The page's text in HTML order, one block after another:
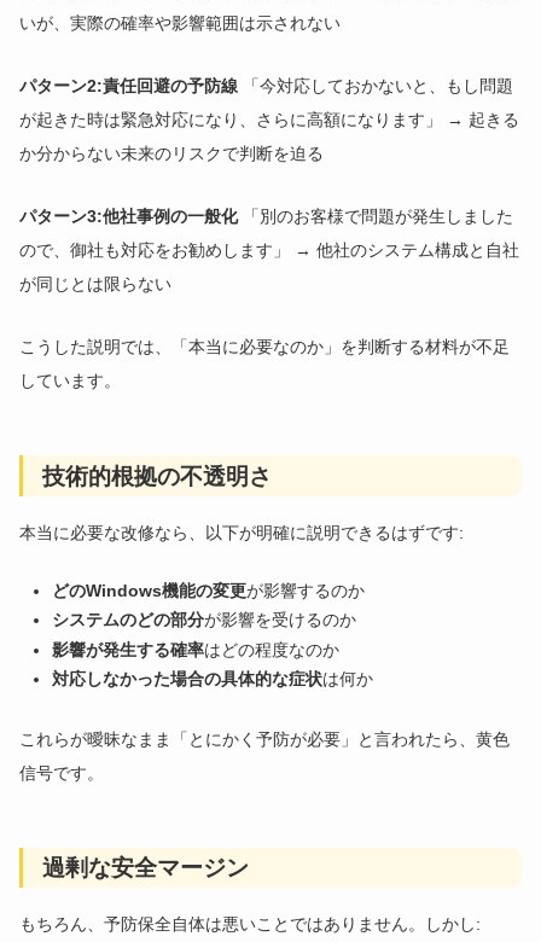
いが、実際の確率や影響範囲は示されない
パターン2:責任回避の予防線 「今対応しておかないと、もし問題
が起きた時は緊急対応になり、さらに高額になります」 → 起きる
か分からない未来のリスクで判断を迫る
パターン3:他社事例の一般化「別のお客様で問題が発生しました
ので、御社も対応をお勧めします」 → 他社のシステム構成と自社
が同じとは限らない
こうした説明では、「本当に必要なのか」を判断する材料が不足
しています。
技術的根拠の不透明さ
本当に必要な改修なら、以下が明確に説明できるはずです:
どのWindows機能の変更が影響するのか
システムのどの部分が影響を受けるのか
影響が発生する確率はどの程度なのか
対応しなかった場合の具体的な症状は何か
これらが曖昧なまま「とにかく予防が必要」と言われたら、黄色
信号です。
過剰な安全マージン
もちろん、予防保全自体は悪いことではありません。しかし: